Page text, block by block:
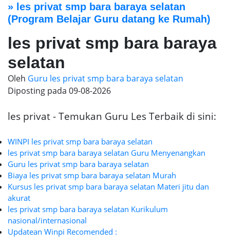
» les privat smp bara baraya selatan
(Program Belajar Guru datang ke Rumah)
les privat smp bara baraya
selatan
Oleh Guru les privat smp bara baraya selatan
Diposting pada 09-08-2026
les privat - Temukan Guru Les Terbaik di sini:
WINPI les privat smp bara baraya selatan
les privat smp bara baraya selatan Guru Menyenangkan
Guru les privat smp bara baraya selatan
Biaya les privat smp bara baraya selatan Murah
Kursus les privat smp bara baraya selatan Materi jitu dan
akurat
les privat smp bara baraya selatan Kurikulum
nasional/internasional
Updatean Winpi Recomended :